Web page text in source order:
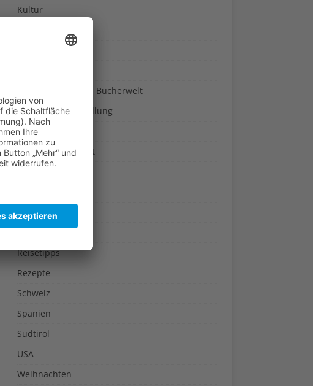
Kultur
Litera-Türen in die Bücherwelt
Museum & Ausstellung
Nutzpflanzen
Ökologie & Umwelt
Pfalz
Reisetipps
Rezepte
Schweiz
Spanien
Südtirol
USA
Weihnachten